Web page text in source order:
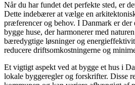
Når du har fundet det perfekte sted, er
Dette indebærer at vælge en
præferencer og behov. I Danmark er der
bygge huse, der harmonerer med
bæredygtige løsninger og
reducere driftsomkostningerne og
Et vigtigt aspekt ved at bygge et hus i
lokale byggeregler og forskrifter. Disse